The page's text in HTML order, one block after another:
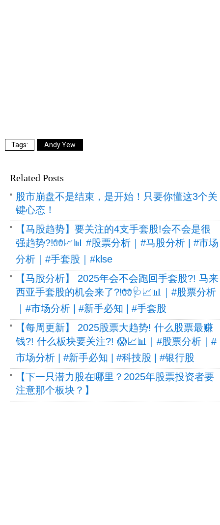
Andy Yew
Related Posts
股市崩盘不是结束，是开始！只要你懂这3个关
键心态！
【马股趋势】要关注的4支手套股!会不会是很
强趋势?!🧤📈📊 #股票分析｜#马股分析 | #市场
分析｜#手套股｜#klse
【马股分析】 2025年会不会跑回手套股?! 马来
西亚手套股的机会来了?!🧤🩺📈📊｜#股票分析
｜#市场分析 | #新手必知 | #手套股
【每周更新】 2025股票大趋势! 什么股票最赚
钱?! 什么板块要关注?! 😱📈📊｜#股票分析｜#
市场分析 | #新手必知 | #科技股 | #银行股
【下一只潜力股在哪里？2025年股票投资者要
注意那个板块？】